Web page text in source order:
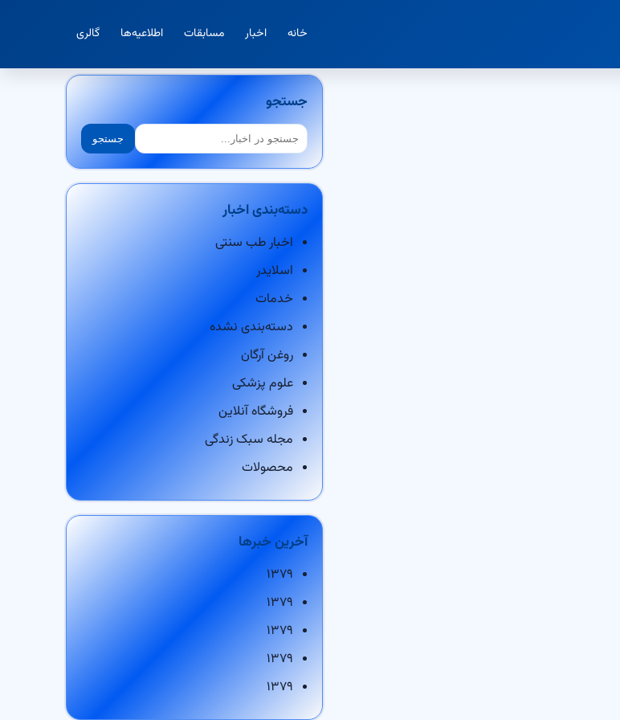
خانه اخبار مسابقات اطلاعیه‌ها گالری
جستجو
جستجو جستجو
دسته‌بندی اخبار
اخبار طب سنتی
اسلایدر
خدمات
دسته‌بندی نشده
روغن آرگان
علوم پزشکی
فروشگاه آنلاین
مجله سبک زندگی
محصولات
آخرین خبرها
۱۳۷۹
۱۳۷۹
۱۳۷۹
۱۳۷۹
۱۳۷۹